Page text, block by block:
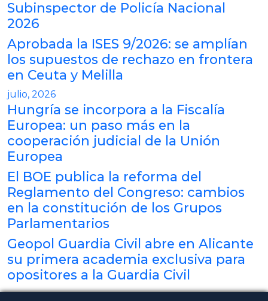
Subinspector de Policía Nacional
2026
Aprobada la ISES 9/2026: se amplían
los supuestos de rechazo en frontera
en Ceuta y Melilla
julio, 2026
Hungría se incorpora a la Fiscalía
Europea: un paso más en la
cooperación judicial de la Unión
Europea
El BOE publica la reforma del
Reglamento del Congreso: cambios
en la constitución de los Grupos
Parlamentarios
Geopol Guardia Civil abre en Alicante
su primera academia exclusiva para
opositores a la Guardia Civil